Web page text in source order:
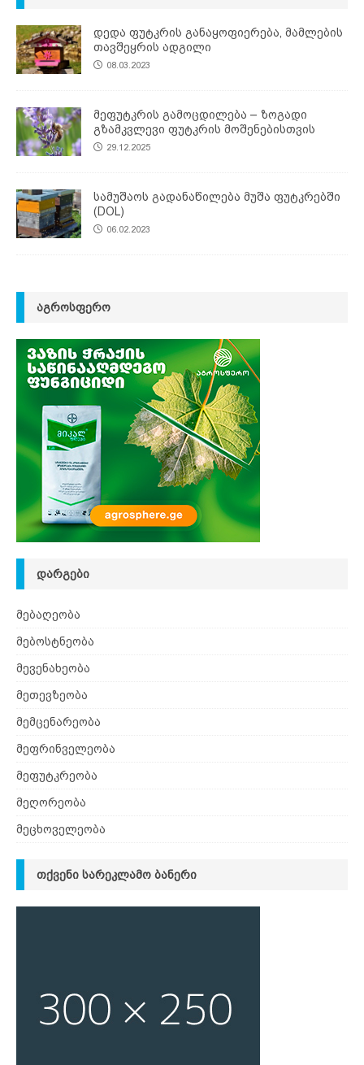
დედა ფუტკრის განაყოფიერება, მამლების
თავშეყრის ადგილი
08.03.2023
მეფუტკრის გამოცდილება – ზოგადი
გზამკვლევი ფუტკრის მოშენებისთვის
29.12.2025
სამუშაოს გადანაწილება მუშა ფუტკრებში
(DOL)
06.02.2023
ᲐᲒᲠᲝᲡᲤᲔᲠᲝ
ᲓᲐᲠᲒᲔᲑᲘ
მებაღეობა
მებოსტნეობა
მევენახეობა
მეთევზეობა
მემცენარეობა
მეფრინველეობა
მეფუტკრეობა
მეღორეობა
მეცხოველეობა
ᲗᲥᲕᲔᲜᲘ ᲡᲐᲠᲔᲙᲚᲐᲛᲝ ᲑᲐᲜᲔᲠᲘ